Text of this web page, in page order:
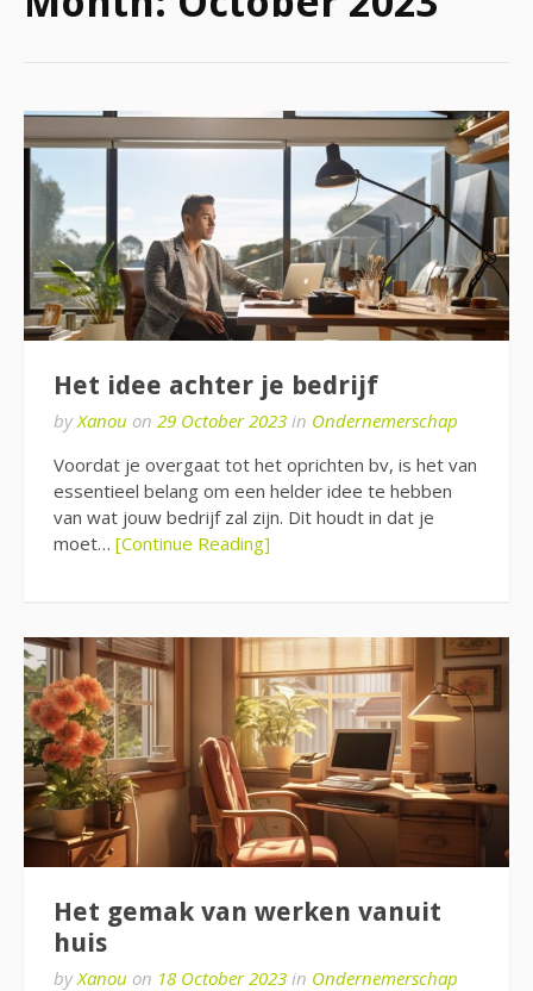
Het idee achter je bedrijf
byXanou on 29 October 2023 in Ondernemerschap
Voordat je overgaat tot het oprichten bv, is het van
essentieel belang om een helder idee te hebben
van wat jouw bedrijf zal zijn. Dit houdt in dat je
moet… [Continue Reading]
Het gemak van werken vanuit
huis
byXanou on 18 October 2023 in Ondernemerschap